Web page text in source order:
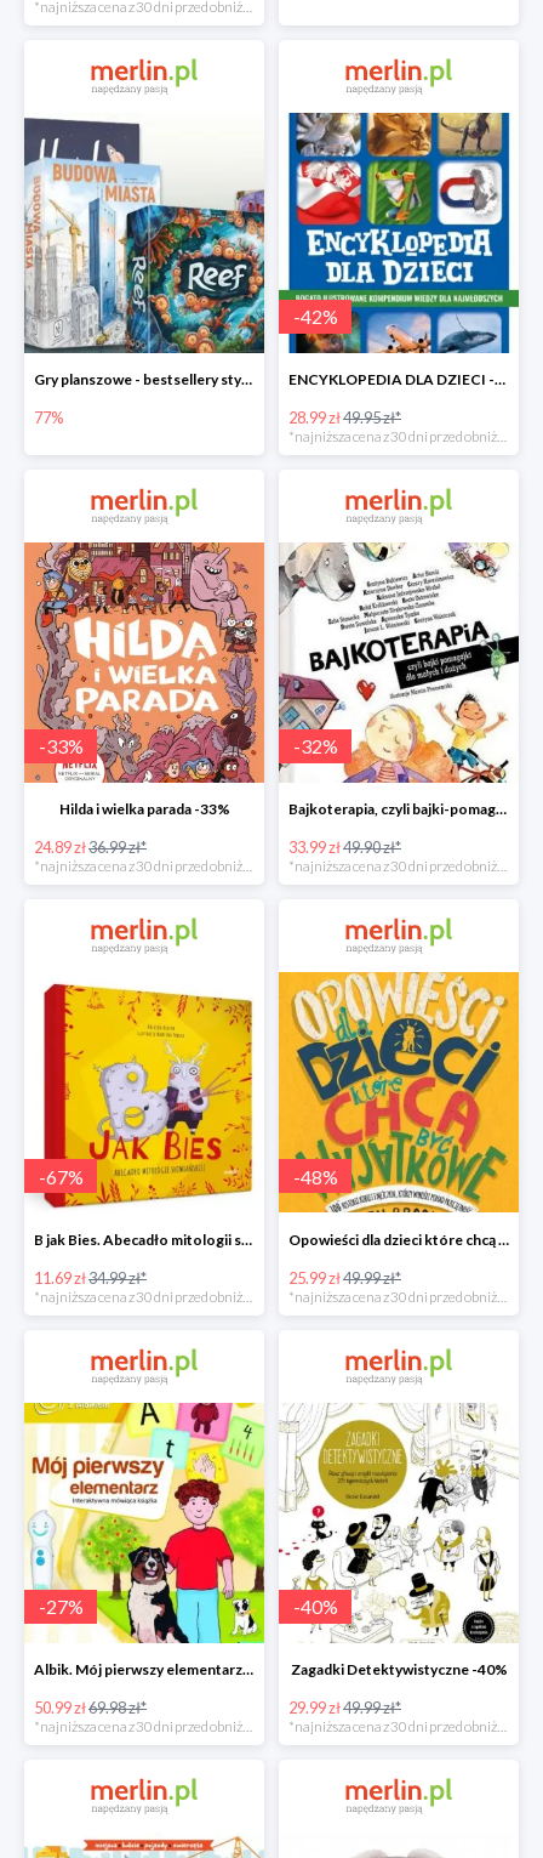
Gry planszowe - bestsellery stycznia do -77%
77%
-42%
ENCYKLOPEDIA DLA DZIECI -42%
28.99 zł49.95 zł*
-33%
Hilda i wielka parada -33%
24.89 zł36.99 zł*
*najniższa cena z 30 dni przed obniżką
-32%
Bajkoterapia, czyli bajki-pomagajki dla małych i dużych -32%
33.99 zł49.90 zł*
*najniższa cena z 30 dni przed obniżką
-67%
B jak Bies. Abecadło mitologii słowiańskiej. ABC mitów świata -67%
11.69 zł34.99 zł*
-48%
Opowieści dla dzieci które chcą być wyjątkowe -49%
25.99 zł49.99 zł*
-27%
Albik. Mój pierwszy elementarz - książka interaktywna -28%
50.99 zł69.98 zł*
*najniższa cena z 30 dni przed obniżką
-40%
Zagadki Detektywistyczne -40%
29.99 zł49.99 zł*
*najniższa cena z 30 dni przed obniżką